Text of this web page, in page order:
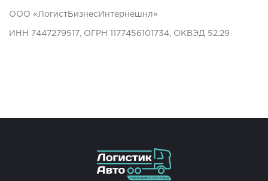
ООО «ЛогистБизнесИнтернешнл»
ИНН 7447279517, ОГРН 1177456101734, ОКВЭД 52.29